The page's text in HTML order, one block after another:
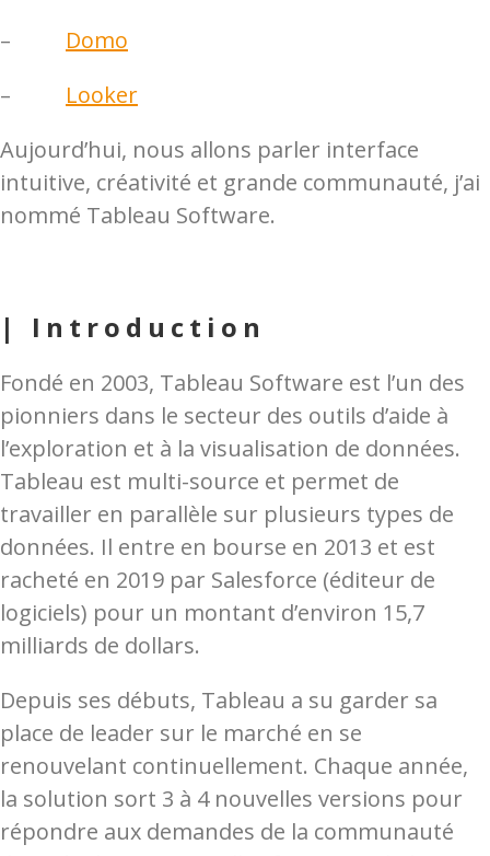
–
Domo
–
Looker
Aujourd’hui, nous allons parler interface
intuitive, créativité et grande communauté, j’ai
nommé Tableau Software.
| Introduction
Fondé en 2003, Tableau Software est l’un des
pionniers dans le secteur des outils d’aide à
l’exploration et à la visualisation de données.
Tableau est multi-source et permet de
travailler en parallèle sur plusieurs types de
données. Il entre en bourse en 2013 et est
racheté en 2019 par Salesforce (éditeur de
logiciels) pour un montant d’environ 15,7
milliards de dollars.
Depuis ses débuts, Tableau a su garder sa
place de leader sur le marché en se
renouvelant continuellement. Chaque année,
la solution sort 3 à 4 nouvelles versions pour
répondre aux demandes de la communauté